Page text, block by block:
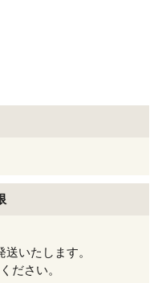
いたします。
ださい。